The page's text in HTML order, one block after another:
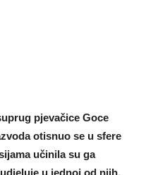
pjevačice Goce
otisnuo se u sfere
učinila su ga
u jednoj od njih,